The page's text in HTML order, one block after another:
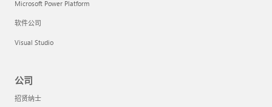
Microsoft Power Platform
软件公司
Visual Studio
公司
招贤纳士